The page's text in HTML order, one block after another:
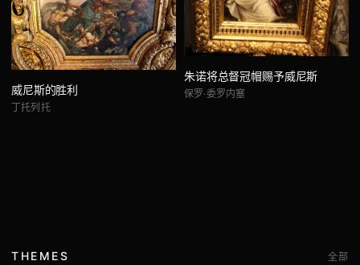
威尼斯的胜利
丁托列托
朱诺将总督冠帽赐予威尼斯
保罗·委罗内塞
THEMES 全部